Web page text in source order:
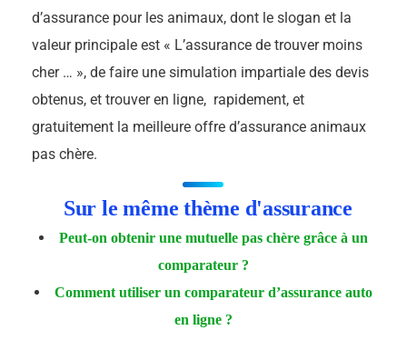
d’assurance pour les animaux, dont le slogan et la
valeur principale est « L’assurance de trouver moins
cher … », de faire une simulation impartiale des devis
obtenus, et trouver en ligne, rapidement, et
gratuitement la meilleure offre d’assurance animaux
pas chère.
Sur le même thème d'assurance
Peut-on obtenir une mutuelle pas chère grâce à un
comparateur ?
Comment utiliser un comparateur d’assurance auto
en ligne ?